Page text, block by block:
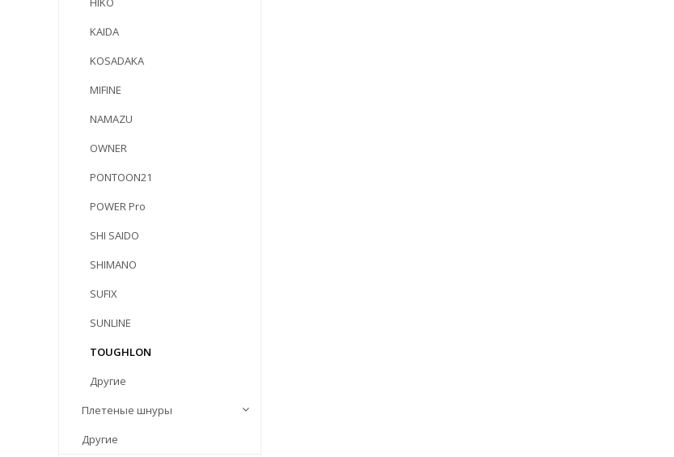
KAIDA
KOSADAKA
MIFINE
NAMAZU
OWNER
PONTOON21
POWER Pro
SHI SAIDO
SHIMANO
SUFIX
SUNLINE
TOUGHLON
Другие
Плетеные шнуры
Другие